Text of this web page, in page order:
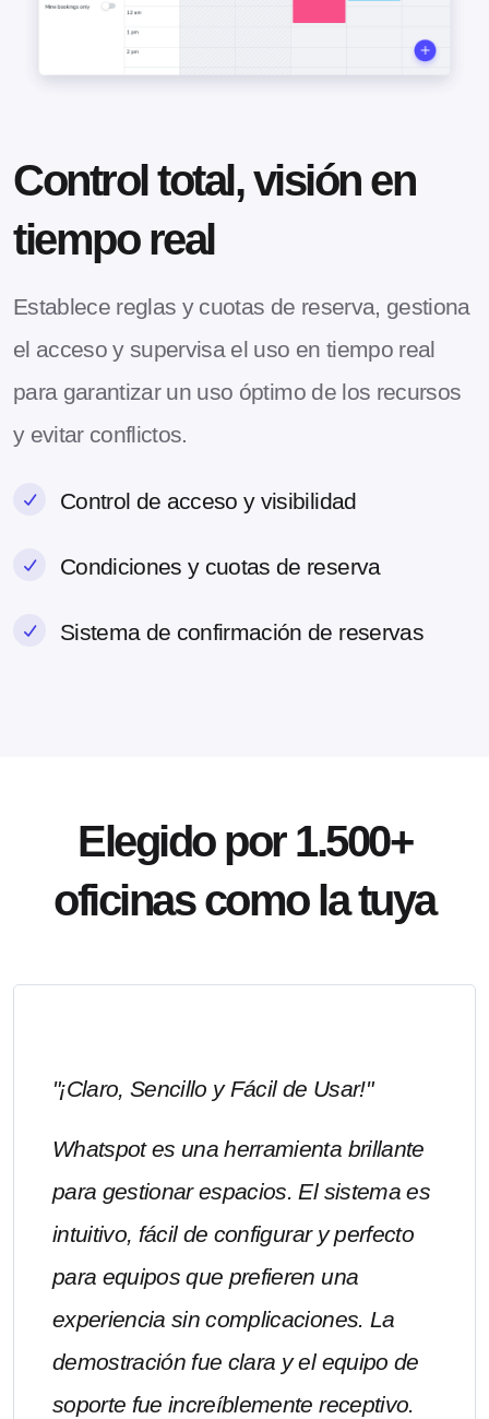
Control total, visión en
tiempo real
Establece reglas y cuotas de reserva, gestiona
el acceso y supervisa el uso en tiempo real
para garantizar un uso óptimo de los recursos
y evitar conflictos.
Control de acceso y visibilidad
Condiciones y cuotas de reserva
Sistema de confirmación de reservas
Elegido por 1.500+
oficinas como la tuya
"¡Claro, Sencillo y Fácil de Usar!"
Whatspot es una herramienta brillante
para gestionar espacios. El sistema es
intuitivo, fácil de configurar y perfecto
para equipos que prefieren una
experiencia sin complicaciones. La
demostración fue clara y el equipo de
soporte fue increíblemente receptivo.